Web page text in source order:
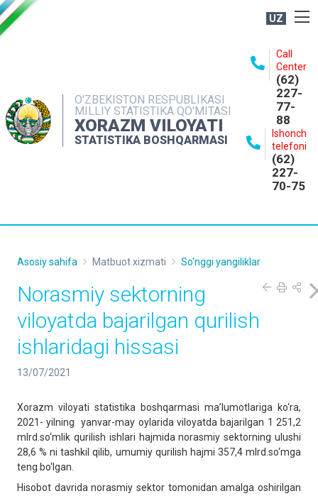
UZ
O'ZBEKISTON RESPUBLIKASI
MILLIY STATISTIKA QO'MITASI
XORAZM VILOYATI
STATISTIKA BOSHQARMASI
Call
Center
(62)
227-
77-
88
Ishonch
telefoni
(62)
227-
70-75
NASHRLAR
INTERAKTIV XIZMATLAR
MATBUOT XIZMATI
Asosiy sahifa Matbuot xizmati So'nggi yangiliklar
Norasmiy sektorning
viloyatda bajarilgan qurilish
ishlaridagi hissasi
13/07/2021
Xorazm viloyati statistika boshqarmasi ma’lumotlariga ko‘ra,
2021- yilning yanvar-may oylarida viloyatda bajarilgan 1 251,2
mlrd.so‘mlik qurilish ishlari hajmida norasmiy sektorning ulushi
28,6 % ni tashkil qilib, umumiy qurilish hajmi 357,4 mlrd.so‘mga
teng bo‘lgan.
Hisobot davrida norasmiy sektor tomonidan amalga oshirilgan